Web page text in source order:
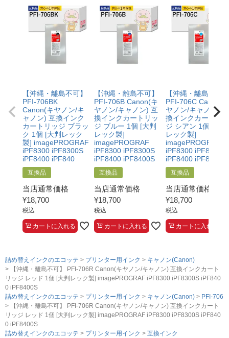
・保証対象となる商品を当店指定の方法で返送いただく
こと
・当店で定めた保証期間（ご購入日から1年間）を過ぎ
る前に当店へご連絡をいただくこと
・返品理由が「不要になったから」「注文を間違えた」
等お客様都合ではないこと
【適用条件】
・修理に出される前に、必ず当店へご連絡をいただくこ
と。
・プリンター本体が保証期間内であることを証明できる
書類（保証書や領収書など）をご提示いただくこと。
・当店の商品が原因でプリンターが故障したことがわか
ものではないこと。
・メーカーの出張修理を依頼されてないこと。
【沖縄・離島不可】
PFI-706BK
Canon(キヤノン/キ
ャノン) 互換インク
カートリッジ ブラッ
ク 1個 [大判レック
製] imagePROGRAF
iPF8300 iPF8300S
iPF8400 iPF840
互換品
当店通常価格
¥18,700
税込
カートに入れる
【沖縄・離島不可】
PFI-706B Canon(キ
ヤノン/キャノン) 互
換インクカートリッ
ジ ブルー 1個 [大判
レック製]
imagePROGRAF
iPF8300 iPF8300S
iPF8400 iPF8400S
互換品
当店通常価格
¥18,700
税込
カートに入れる
【沖縄・離島不可
PFI-706C Canon(
ヤノン/キャノン) 互
換インクカートリ
ジ シアン 1個 [大判
レック製]
imagePROGRAF
iPF8300 iPF8300S
iPF8400 iPF8400S
互換品
当店通常価格
¥18,700
税込
カートに入れる
詰め替えインクのエコッテ プリンター用インク
キャノン(Canon)
【沖縄・離島不可】 PFI-706R Canon(キヤノン/キャノン) 互換インクカート
リッジ レッド 1個 [大判レック製] imagePROGRAF iPF8300 iPF8300S iPF840
0 iPF8400S
詰め替えインクのエコッテ
プリンター用インク キャノン(Canon)
PFI-706
【沖縄・離島不可】 PFI-706R Canon(キヤノン/キャノン) 互換インクカート
リッジ レッド 1個 [大判レック製] imagePROGRAF iPF8300 iPF8300S iPF840
0 iPF8400S
詰め替えインクのエコッテ
プリンター用インク
互換インク